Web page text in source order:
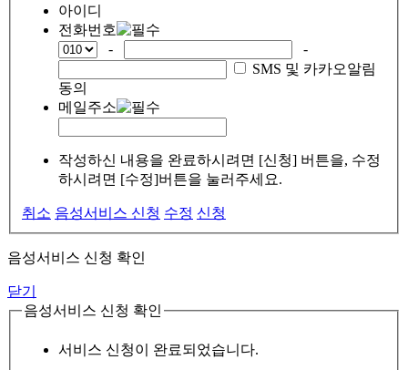
아이디
전화번호
-
-
SMS 및 카카오알림
동의
메일주소
작성하신 내용을 완료하시려면 [신청] 버튼을, 수정
하시려면 [수정]버튼을 눌러주세요.
취소 음성서비스 신청 수정 신청
음성서비스 신청 확인
닫기
음성서비스 신청 확인
서비스 신청이 완료되었습니다.